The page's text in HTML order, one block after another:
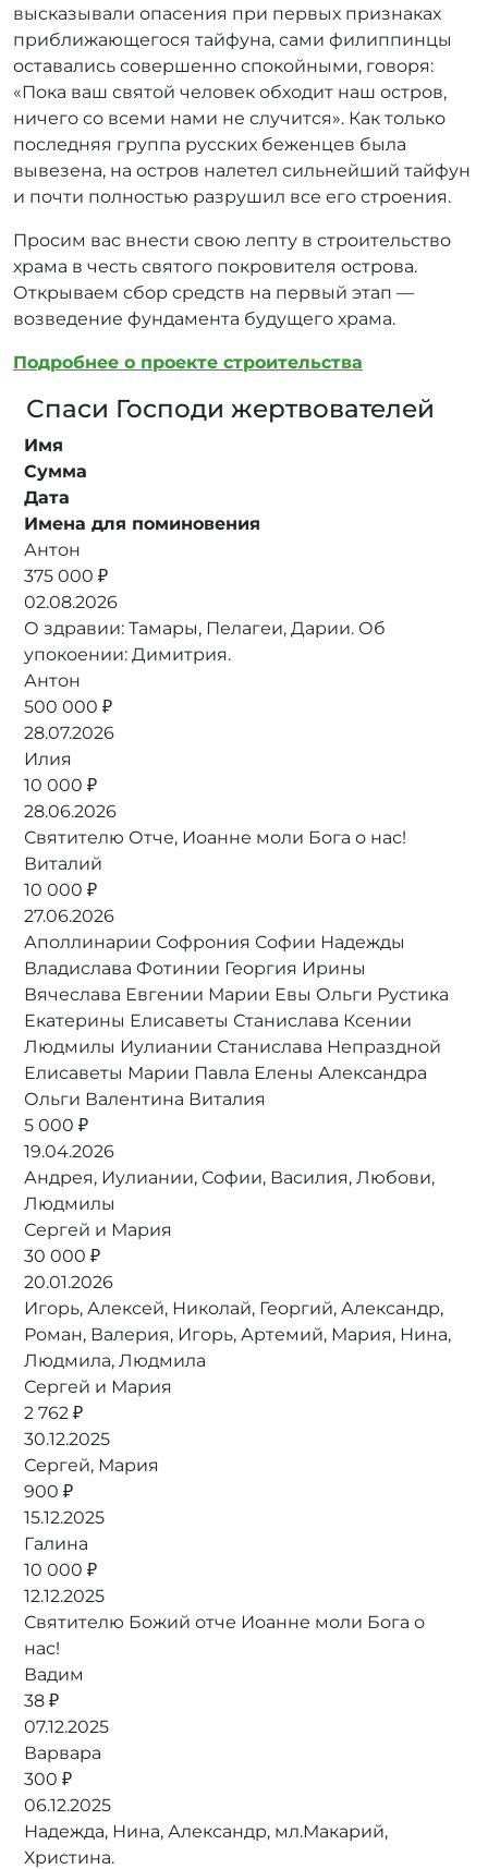
высказывали опасения при первых признаках
приближающегося тайфуна, сами филиппинцы
оставались совершенно спокойными, говоря:
«Пока ваш святой человек обходит наш остров,
ничего со всеми нами не случится». Как только
последняя группа русских беженцев была
вывезена, на остров налетел сильнейший тайфун
и почти полностью разрушил все его строения.
Просим вас внести свою лепту в строительство
храма в честь святого покровителя острова.
Открываем сбор средств на первый этап —
возведение фундамента будущего храма.
Подробнее о проекте строительства
Спаси Господи жертвователей
Имя
Сумма
Дата
Имена для поминовения
Антон
375 000 ₽
02.08.2026
О здравии: Тамары, Пелагеи, Дарии. Об
упокоении: Димитрия.
Антон
500 000 ₽
28.07.2026
Илия
10 000 ₽
28.06.2026
Святителю Отче, Иоанне моли Бога о нас!
Виталий
10 000 ₽
27.06.2026
Аполлинарии Софрония Софии Надежды
Владислава Фотинии Георгия Ирины
Вячеслава Евгении Марии Евы Ольги Рустика
Екатерины Елисаветы Станислава Ксении
Людмилы Иулиании Станислава Непраздной
Елисаветы Марии Павла Елены Александра
Ольги Валентина Виталия
5 000 ₽
19.04.2026
Андрея, Иулиании, Софии, Василия, Любови,
Людмилы
Сергей и Мария
30 000 ₽
20.01.2026
Игорь, Алексей, Николай, Георгий, Александр,
Роман, Валерия, Игорь, Артемий, Мария, Нина,
Людмила, Людмила
Сергей и Мария
2 762 ₽
30.12.2025
Сергей, Мария
900 ₽
15.12.2025
Галина
10 000 ₽
12.12.2025
Святителю Божий отче Иоанне моли Бога о
нас!
Вадим
38 ₽
07.12.2025
Варвара
300 ₽
06.12.2025
Надежда, Нина, Александр, мл.Макарий,
Христина.